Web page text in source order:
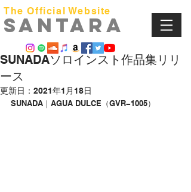
The Official Website
​SANTARA
SUNADAソロインスト作品集リリ
ース
更新日： 2021年1月18日
SUNADA｜AGUA DULCE（GVR−1005）